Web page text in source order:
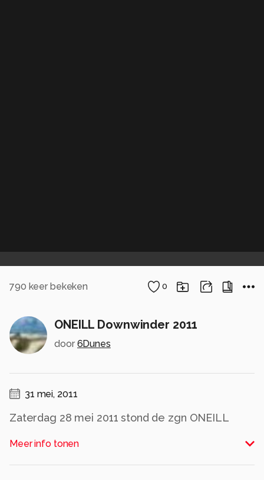
790 keer bekeken 0
ONEILL Downwinder 2011
door 6Dunes
31 mei, 2011
Zaterdag 28 mei 2011 stond de zgn ONEILL
die dit jaar werd gehouden tussen
Scheveningen en Noordwijk. De windrichting
Meer info tonen